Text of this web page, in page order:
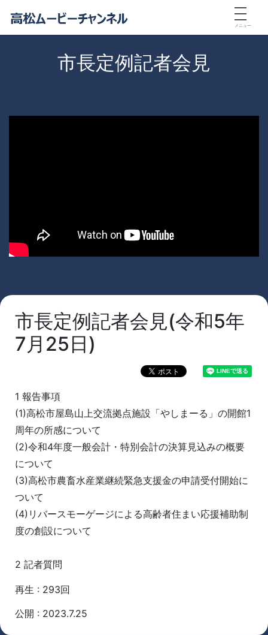
メニュー
市長定例記者会見
市長定例記者会見(令和5年
7月25日)
1 報告事項
(1)高松市屋島山上交流拠点施設「やしまーる」の開館1
周年の所感について
(2)令和4年度一般会計・特別会計の決算見込みの概要
について
(3)高松市農畜水産業継続緊急支援金の申請受付開始に
ついて
(4)リバースモーゲージによる高齢者住まい応援補助制
度の創設について
2 記者質問
再生 : 293回
公開 : 2023.7.25